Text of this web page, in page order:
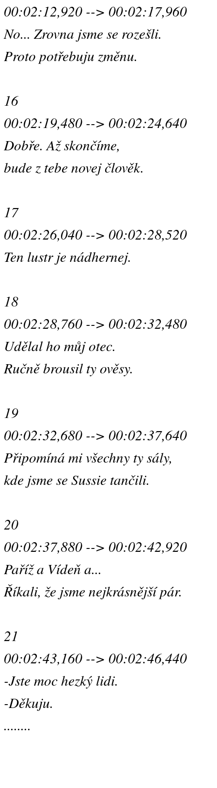
00:02:12,920 --> 00:02:17,960
No... Zrovna jsme se rozešli.
Proto potřebuju změnu.
16
00:02:19,480 --> 00:02:24,640
Dobře. Až skončíme,
bude z tebe novej člověk.
17
00:02:26,040 --> 00:02:28,520
Ten lustr je nádhernej.
18
00:02:28,760 --> 00:02:32,480
Udělal ho můj otec.
Ručně brousil ty ověsy.
19
00:02:32,680 --> 00:02:37,640
Připomíná mi všechny ty sály,
kde jsme se Sussie tančili.
20
00:02:37,880 --> 00:02:42,920
Paříž a Vídeň a...
Říkali, že jsme nejkrásnější pár.
21
00:02:43,160 --> 00:02:46,440
-Jste moc hezký lidi.
-Děkuju.
........